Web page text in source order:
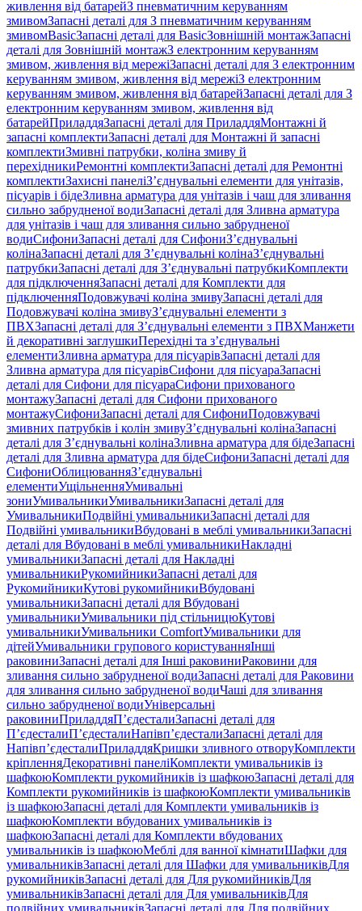
живлення від батарейЗ пневматичним керуванням
змивомЗапасні деталі для З пневматичним керуванням
змивомBasicЗапасні деталі для BasicЗовнішній монтажЗапасні
деталі для Зовнішній монтажЗ електронним керуванням
змивом, живлення від мережіЗапасні деталі для З електронним
керуванням змивом, живлення від мережіЗ електронним
керуванням змивом, живлення від батарейЗапасні деталі для З
електронним керуванням змивом, живлення від
батарейПриладдяЗапасні деталі для ПриладдяМонтажні й
запасні комплектиЗапасні деталі для Монтажні й запасні
комплектиЗмивні патрубки, коліна змиву й
перехідникиРемонтні комплектиЗапасні деталі для Ремонтні
комплектиЗахисні панеліЗ’єднувальні елементи для унітазів,
пісуарів і бідеЗливна арматура для унітазів і чаш для зливання
сильно забрудненої водиЗапасні деталі для Зливна арматура
для унітазів і чаш для зливання сильно забрудненої
водиСифониЗапасні деталі для СифониЗ’єднувальні
колінаЗапасні деталі для З’єднувальні колінаЗ’єднувальні
патрубкиЗапасні деталі для З’єднувальні патрубкиКомплекти
для підключенняЗапасні деталі для Комплекти для
підключенняПодовжувачі коліна змивуЗапасні деталі для
Подовжувачі коліна змивуЗ’єднувальні елементи з
ПВХЗапасні деталі для З’єднувальні елементи з ПВХМанжети
й декоративні заглушкиПерехідні та з’єднувальні
елементиЗливна арматура для пісуарівЗапасні деталі для
Зливна арматура для пісуарівСифони для пісуараЗапасні
деталі для Сифони для пісуараСифони прихованого
монтажуЗапасні деталі для Сифони прихованого
монтажуСифониЗапасні деталі для СифониПодовжувачі
змивних патрубків і колін змивуЗ’єднувальні колінаЗапасні
деталі для З’єднувальні колінаЗливна арматура для бідеЗапасні
деталі для Зливна арматура для бідеСифониЗапасні деталі для
СифониОблицюванняЗ’єднувальні
елементиУщільненняУмивальні
зониУмивальникиУмивальникиЗапасні деталі для
УмивальникиПодвійні умивальникиЗапасні деталі для
Подвійні умивальникиВбудовані в меблі умивальникиЗапасні
деталі для Вбудовані в меблі умивальникиНакладні
умивальникиЗапасні деталі для Накладні
умивальникиРукомийникиЗапасні деталі для
РукомийникиКутові рукомийникиВбудовані
умивальникиЗапасні деталі для Вбудовані
умивальникиУмивальники під стільницюКутові
умивальникиУмивальники ComfortУмивальники для
дітейУмивальники групового користуванняІнші
раковиниЗапасні деталі для Інші раковиниРаковини для
зливання сильно забрудненої водиЗапасні деталі для Раковини
для зливання сильно забрудненої водиЧаші для зливання
сильно забрудненої водиУніверсальні
раковиниПриладдяП’єдесталиЗапасні деталі для
П’єдесталиП’єдесталиНапівп’єдесталиЗапасні деталі для
Напівп’єдесталиПриладдяКришки зливного отворуКомплекти
кріпленняДекоративні панеліКомплекти умивальників із
шафкоюКомплекти рукомийників із шафкоюЗапасні деталі для
Комплекти рукомийників із шафкоюКомплекти умивальників
із шафкоюЗапасні деталі для Комплекти умивальників із
шафкоюКомплекти вбудованих умивальників із
шафкоюЗапасні деталі для Комплекти вбудованих
умивальників із шафкоюМеблі для ванної кімнатиШафки для
умивальниківЗапасні деталі для Шафки для умивальниківДля
рукомийниківЗапасні деталі для Для рукомийниківДля
умивальниківЗапасні деталі для Для умивальниківДля
подвійних умивальниківЗапасні деталі для Для подвійних